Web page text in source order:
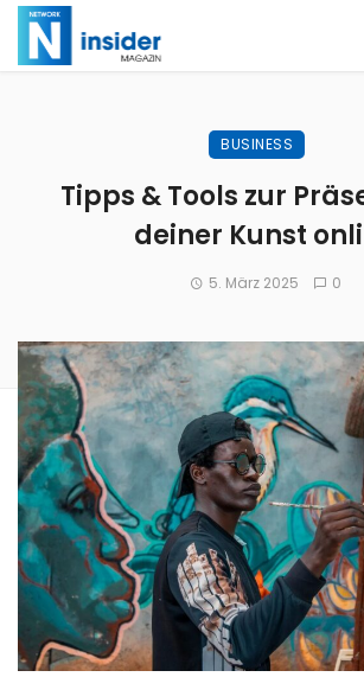
BUSINESS
Tipps & Tools zur
deiner Kunst
5. März 2025 0